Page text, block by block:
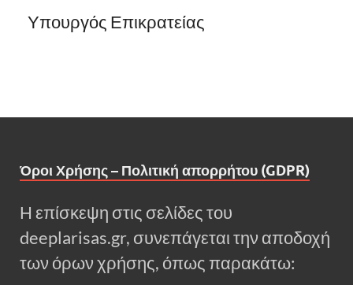
Υπουργός Επικρατείας
Όροι Χρήσης – Πολιτική απορρήτου (GDPR)
Η επίσκεψη στις σελίδες του
deeplarisas.gr, συνεπάγεται την αποδοχή
των όρων χρήσης, όπως παρακάτω: